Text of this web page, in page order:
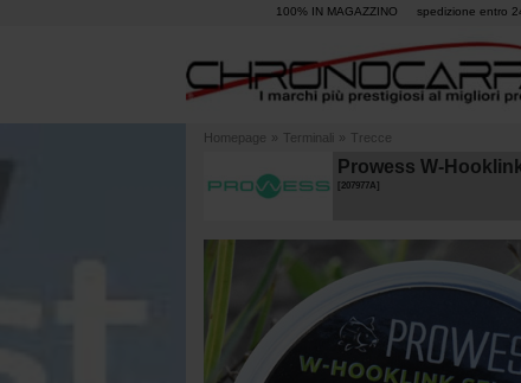
100% IN MAGAZZINO spedizione entro
Homepage » Terminali » Trecce
Prowess W-
207977A]